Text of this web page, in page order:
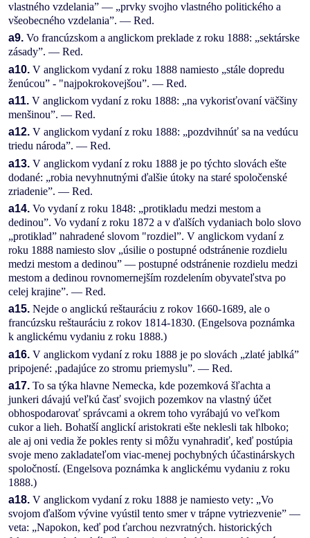
vlastného vzdelania” — „prvky svojho vlastného politického a
všeobecného vzdelania”. — Red.
a9. Vo francúzskom a anglickom preklade z roku 1888: „sektárske
zásady”. — Red.
a10. V anglickom vydaní z roku 1888 namiesto „stále dopredu
ženúcou” - "najpokrokovejšou”. — Red.
a11. V anglickom vydaní z roku 1888: „na vykorisťovaní väčšiny
menšinou”. — Red.
a12. V anglickom vydaní z roku 1888: „pozdvihnúť sa na vedúcu
triedu národa”. — Red.
a13. V anglickom vydaní z roku 1888 je po týchto slovách ešte
dodané: „robia nevyhnutnými ďalšie útoky na staré spoločenské
zriadenie”. — Red.
a14. Vo vydaní z roku 1848: „protikladu medzi mestom a
dedinou”. Vo vydaní z roku 1872 a v ďalších vydaniach bolo slovo
„protiklad” nahradené slovom "rozdiel”. V anglickom vydaní z
roku 1888 namiesto slov „úsilie o postupné odstránenie rozdielu
medzi mestom a dedinou” — postupné odstránenie rozdielu medzi
mestom a dedinou rovnomernejším rozdelením obyvateľstva po
celej krajine”. — Red.
a15. Nejde o anglickú reštauráciu z rokov 1660-1689, ale o
francúzsku reštauráciu z rokov 1814-1830. (Engelsova poznámka
k anglickému vydaniu z roku 1888.)
a16. V anglickom vydaní z roku 1888 je po slovách „zlaté jablká”
pripojené: ,padajúce zo stromu priemyslu”. — Red.
a17. To sa týka hlavne Nemecka, kde pozemková šľachta a
junkeri dávajú veľkú časť svojich pozemkov na vlastný účet
obhospodarovať správcami a okrem toho vyrábajú vo veľkom
cukor a lieh. Bohatší anglickí aristokrati ešte neklesli tak hlboko;
ale aj oni vedia že pokles renty si môžu vynahradiť, keď postúpia
svoje meno zakladateľom viac-menej pochybných účastinárskych
spoločností. (Engelsova poznámka k anglickému vydaniu z roku
1888.)
a18. V anglickom vydaní z roku 1888 je namiesto vety: „Vo
svojom ďalšom vývine vyústil tento smer v trápne vytriezvenie” —
veta: „Napokon, keď pod ťarchou nezvratných. historických